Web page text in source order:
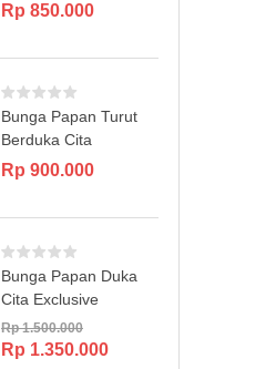
Rp 850.000
Bunga Papan Turut
Berduka Cita
Rp 900.000
Bunga Papan Duka
Cita Exclusive
Rp1.500.000
Original
Rp 1.350.000Current